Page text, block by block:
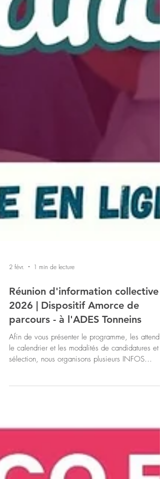
2 févr. 1 min de lecture
Réunion d'information collective
2026 | Dispositif Amorce de
parcours - à l'ADES Tonneins
Afin de vous présenter le programme, les
sélection, nous organisons plusieurs INFOS